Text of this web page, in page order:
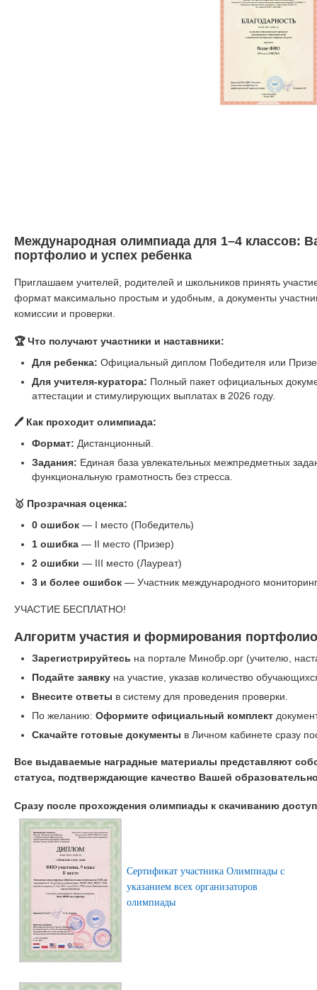
Международная олимпиада для 1–4 классов:
портфолио и успех ребенка
Приглашаем учителей, родителей и школьников принять
формат максимально простым и удобным, а документы
комиссии и проверки.
🏆 Что получают участники и наставники:
Для ребенка: Официальный диплом Победителя или
Для учителя-куратора: Полный пакет официальных
аттестации и стимулирующих выплатах в 2026 году.
🖊️ Как проходит олимпиада:
Формат: Дистанционный.
Задания: Единая база увлекательных межпредметных
функциональную грамотность без стресса.
🥇 Прозрачная оценка:
0 ошибок— I место (Победитель)
1 ошибка— II место (Призер)
2 ошибки — III место (Лауреат)
3 и более ошибок— Участник международного
УЧАСТИЕ БЕСПЛАТНО!
Алгоритм участия и формирования
Зарегистрируйтесь на портале Минобр.орг (учителю,
Подайте заявкуна участие, указав количество
Внесите ответы в систему для проведения проверки.
По желанию: Оформите официальный комплект
Скачайте готовые документы в Личном кабинете сразу
Все выдаваемые наградные материалы представляют
статуса, подтверждающие качество Вашей
Сразу после прохождения олимпиады к скачиванию
Сертификат участника Олимпиады с
указанием всех организаторов
олимпиады